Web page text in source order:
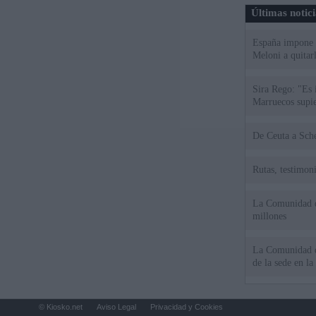
Últimas
España
Meloni a
Sira Rego: "Es
Marruecos
De
Rutas,
La
millones
La
de la sede en la
© Kiosko.net Aviso Legal Privacidad y Cookies